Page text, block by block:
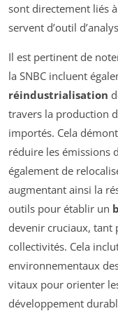
sont directement liés
servent d’outil
Il est pertinent de
la SNBC incluent
réindustrialisation
travers la production
importés. Cela
réduire les émissions
également de
augmentant ainsi la
outils pour établir un
devenir cruciaux, tant
collectivités. Cela
environnementaux
vitaux pour orienter
développement